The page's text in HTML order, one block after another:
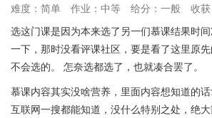
难度：简单
作业：中等 给分：一般
收
选这门课是因为本来选了另一们慕课结果时
一下，那时没看评课社区，要是看了这里原
不会选的。 怎奈选都选了，也就凑合罢了。
慕课内容其实没啥营养，里面内容想知道的
互联网一搜都能知道，没什么特别之处，绝